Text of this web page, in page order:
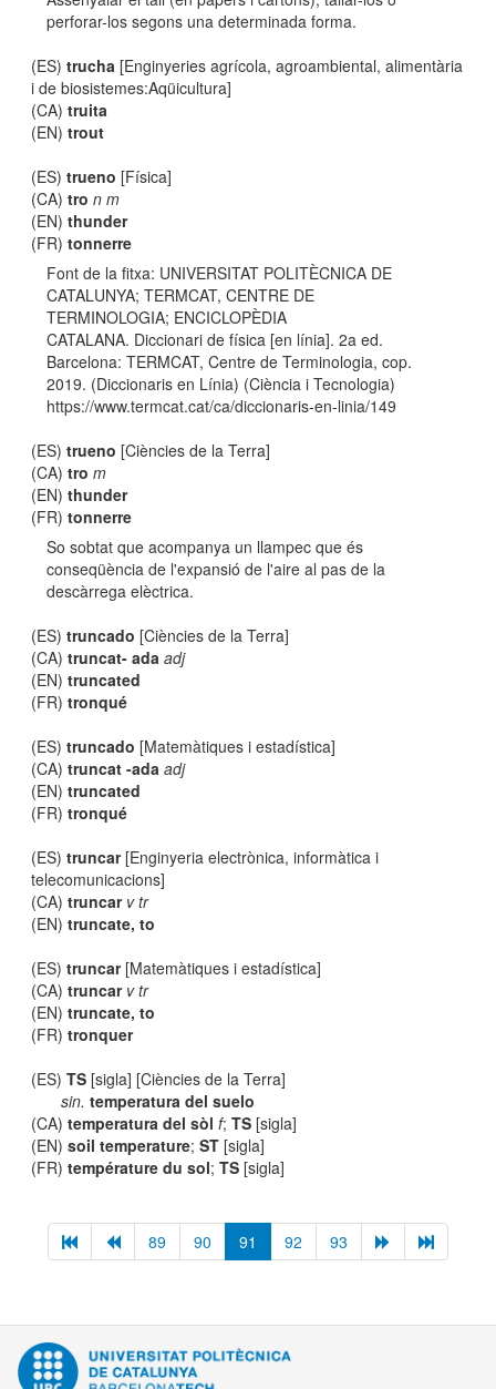
perforar-los segons una determinada forma.
(ES)trucha [Enginyeries agrícola, agroambiental, alimentària
i de biosistemes:Aqüicultura]
(CA)truita
(EN)trout
(ES)trueno [Física]
(CA)tro n m
(EN)thunder
(FR)tonnerre
Font de la fitxa: UNIVERSITAT POLITÈCNICA DE
CATALUNYA; TERMCAT, CENTRE DE
TERMINOLOGIA; ENCICLOPÈDIA
CATALANA. Diccionari de física [en línia]. 2a ed.
Barcelona: TERMCAT, Centre de Terminologia, cop.
2019. (Diccionaris en Línia) (Ciència i Tecnologia)
https://www.termcat.cat/ca/diccionaris-en-linia/149
(ES)trueno [Ciències de la Terra]
(CA)tro m
(EN)thunder
(FR)tonnerre
So sobtat que acompanya un llampec que és
conseqüència de l'expansió de l'aire al pas de la
descàrrega elèctrica.
(ES)truncado [Ciències de la Terra]
(CA)truncat- ada adj
(EN)truncated
(FR)tronqué
(ES)truncado [Matemàtiques i estadística]
(CA)truncat -ada adj
(EN)truncated
(FR)tronqué
(ES)truncar[Enginyeria electrònica, informàtica i
telecomunicacions]
(CA)truncar v tr
(EN)truncate, to
(ES)truncar[Matemàtiques i estadística]
(CA)truncar v tr
(EN)truncate, to
(FR)tronquer
(ES)TS [sigla] [Ciències de la Terra]
sin. temperatura del suelo
(CA)temperatura del sòl f;TS [sigla]
(EN)soil temperature;ST [sigla]
(FR)température du sol;TS [sigla]
89 90 91 92 93